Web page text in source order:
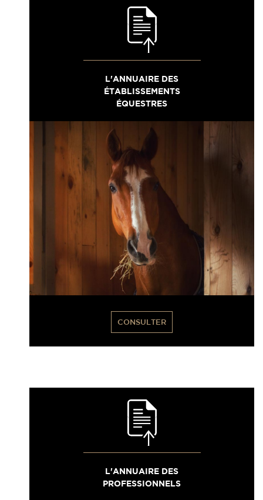
L'ANNUAIRE DES
ÉTABLISSEMENTS
ÉQUESTRES
CONSULTER
L'ANNUAIRE DES
PROFESSIONNELS